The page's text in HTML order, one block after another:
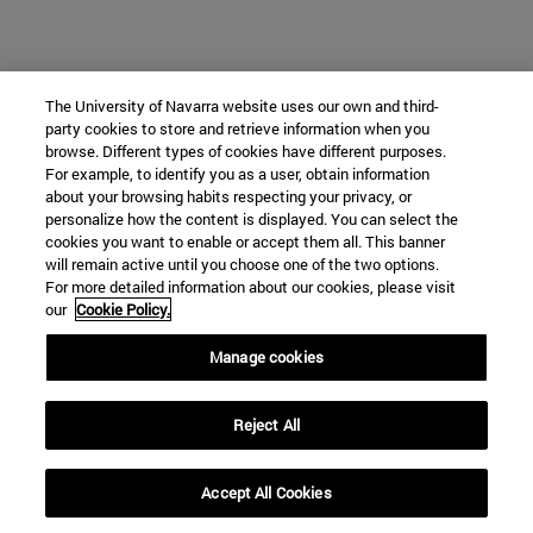
The University of Navarra website uses our own and third-
party cookies to store and retrieve information when you
browse. Different types of cookies have different purposes.
For example, to identify you as a user, obtain information
about your browsing habits respecting your privacy, or
personalize how the content is displayed. You can select the
cookies you want to enable or accept them all. This banner
will remain active until you choose one of the two options.
For more detailed information about our cookies, please visit
our Cookie Policy.
Manage cookies
Reject All
Accept All Cookies